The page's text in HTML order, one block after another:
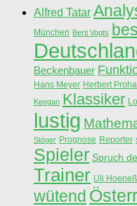
Alfred Tatar
München Berti Vogts
Beckenbauer
Hans Meyer Herbert
Keegan Klassiker
lustig
Stöger Prognose Reporter
Spieler Spruch
Trainer Uli Hoeneß
wütend